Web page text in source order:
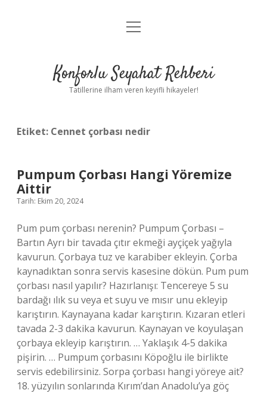
Anasayfa
Yasal Uyarı
menüyü
Konforlu Seyahat Rehberi
Tatillerine ilham veren keyifli hikayeler!
Etiket: Cennet çorbası nedir
Pumpum Çorbası Hangi Yöremize
Aittir
Tarih: Ekim 20, 2024
Pum pum çorbası nerenin? Pumpum Çorbası –
Bartın Ayrı bir tavada çıtır ekmeği ayçiçek yağıyla
kavurun. Çorbaya tuz ve karabiber ekleyin. Çorba
kaynadıktan sonra servis kasesine dökün. Pum pum
çorbası nasıl yapılır? Hazırlanışı: Tencereye 5 su
bardağı ılık su veya et suyu ve mısır unu ekleyip
karıştırın. Kaynayana kadar karıştırın. Kızaran etleri
tavada 2-3 dakika kavurun. Kaynayan ve koyulaşan
çorbaya ekleyip karıştırın. … Yaklaşık 4-5 dakika
pişirin. … Pumpum çorbasını Köpoğlu ile birlikte
servis edebilirsiniz. Sorpa çorbası hangi yöreye ait?
18. yüzyılın sonlarında Kırım’dan Anadolu’ya göç